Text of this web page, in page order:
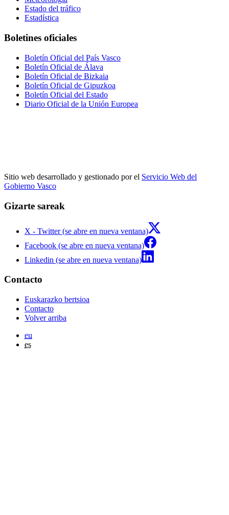
Estado del tráfico
Estadística
Boletines oficiales
Boletín Oficial del País Vasco
Boletín Oficial de Álava
Boletín Oficial de Bizkaia
Boletín Oficial de Gipuzkoa
Boletín Oficial del Estado
Diario Oficial de la Unión Europea
Sitio web desarrollado y gestionado por el Servicio Web del
Gobierno Vasco
Gizarte sareak
X - Twitter (se abre en nueva ventana)
Facebook (se abre en nueva ventana)
Linkedin (se abre en nueva ventana)
Contacto
Euskarazko bertsioa
Contacto
Volver arriba
eu
es